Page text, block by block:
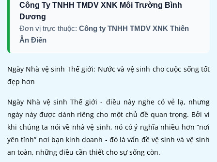
Công Ty TNHH TMDV XNK Môi Trường Bình
Dương
Đơn vị trực thuộc: Công ty TNHH TMDV XNK Thiên
Ân Điển
Ngày Nhà vệ sinh Thế giới: Nước và vệ sinh cho cuộc sống tốt
đẹp hơn
Ngày Nhà vệ sinh Thế giới - điều này nghe có vẻ lạ, nhưng
ngày này được dành riêng cho một chủ đề quan trọng. Bởi vì
khi chúng ta nói về nhà vệ sinh, nó có ý nghĩa nhiều hơn “nơi
yên tĩnh” nơi bạn kinh doanh - đó là vấn đề vệ sinh và vệ sinh
an toàn, những điều cần thiết cho sự sống còn.